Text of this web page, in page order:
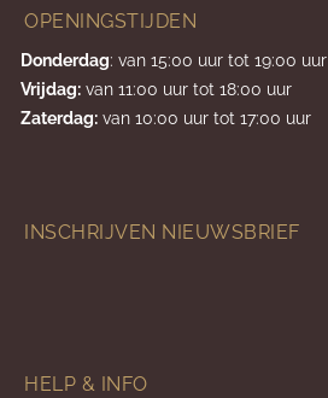
OPENINGSTIJDEN
Donderdag: van 15:00 uur tot 19:00 uur
Vrijdag: van 11:00 uur tot 18:00 uur
Zaterdag: van 10:00 uur tot 17:00 uur
INSCHRIJVEN NIEUWSBRIEF
HELP & INFO